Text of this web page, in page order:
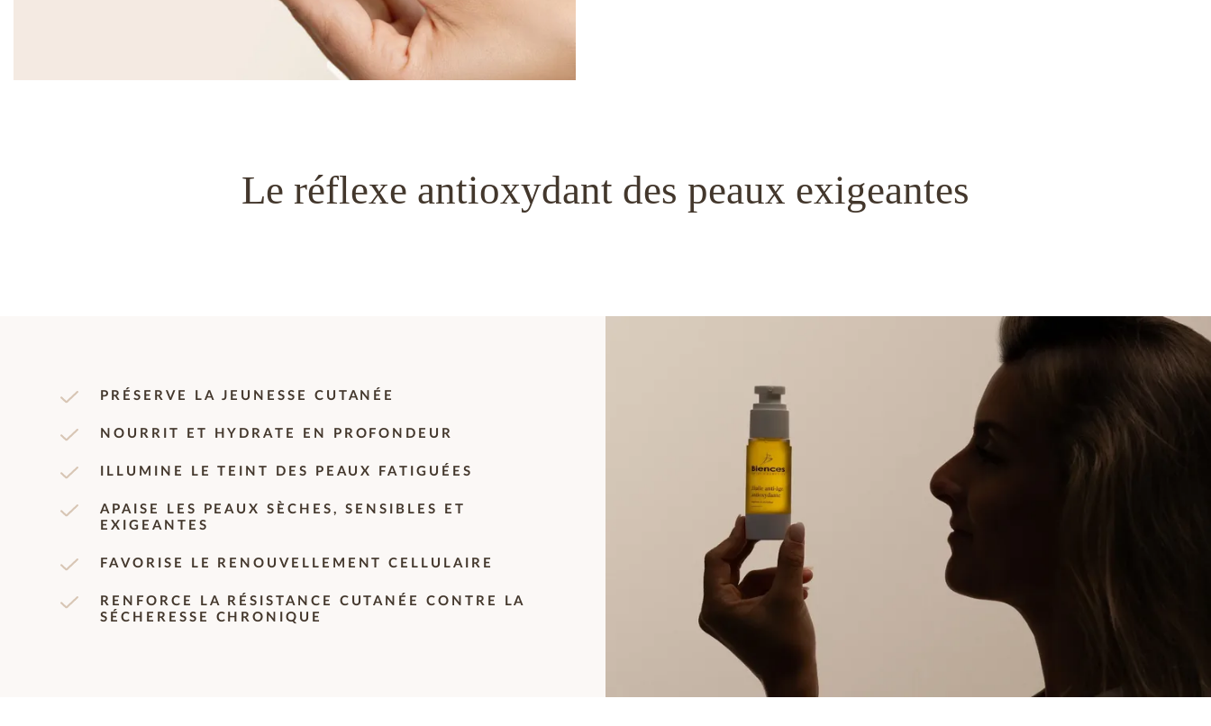
Le réflexe antioxydant des peaux exigeantes
PRÉSERVE LA JEUNESSE CUTANÉE
NOURRIT ET HYDRATE EN PROFONDEUR
ILLUMINE LE TEINT DES PEAUX FATIGUÉES
APAISE LES PEAUX SÈCHES, SENSIBLES ET
EXIGEANTES
FAVORISE LE RENOUVELLEMENT CELLULAIRE
RENFORCE LA RÉSISTANCE CUTANÉE CONTRE LA
SÉCHERESSE CHRONIQUE